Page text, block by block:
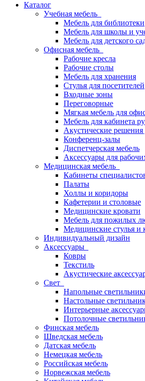
Каталог
Учебная мебель
Мебель для библиотеки
Мебель для школы и
Мебель для детского
Офисная мебель
Рабочие кресла
Рабочие столы
Мебель для хранения
Стулья для посетителей
Входные зоны
Переговорные
Мягкая мебель для
Мебель для кабинета
Акустические решения
Конференц-залы
Диспетчерская мебель
Аксессуары для
Медицинская мебель
Кабинеты
Палаты
Холлы и коридоры
Кафетерии и столовые
Медицинские кровати
Мебель для пожилых
Медицинские стулья и
Индивидуальный дизайн
Аксессуары
Ковры
Текстиль
Акустические
Свет
Напольные
Настольные
Интерьерные
Потолочные
Финская мебель
Шведская мебель
Датская мебель
Немецкая мебель
Российская мебель
Норвежская мебель